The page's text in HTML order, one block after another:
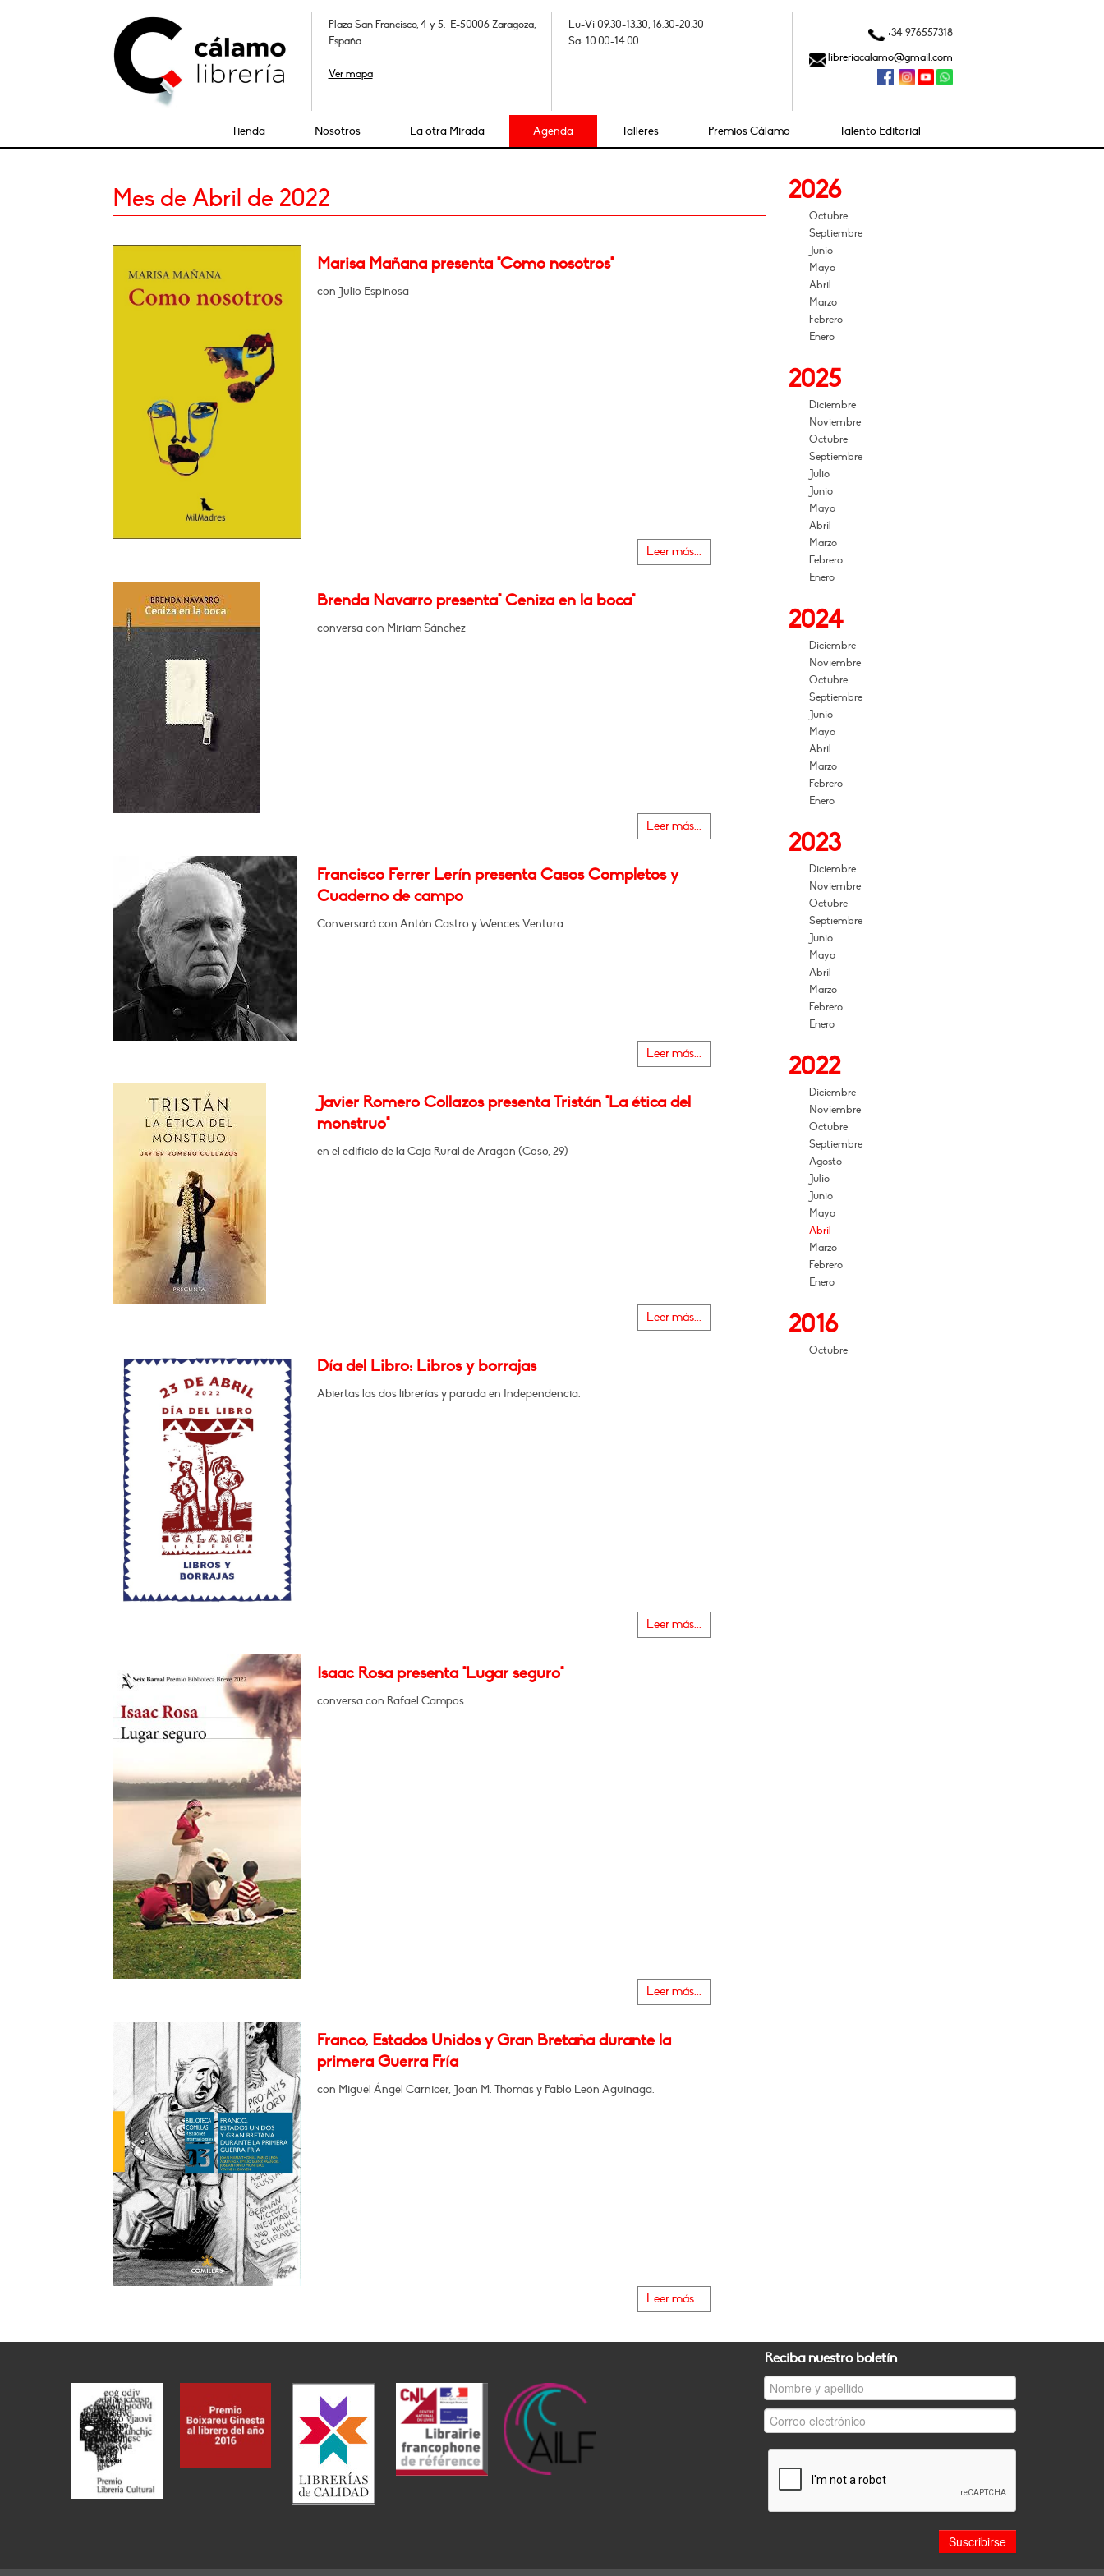
Plaza San Francisco, 4 y 5. E-50006 Zaragoza,
España
Ver mapa
Lu-Vi 09.30-13.30, 16.30-20.30
Sa: 10.00-14.00
+34 976557318
libreriacalamo@gmail.com
Tienda Nosotros La otra Mirada Agenda Talleres Premios Cálamo Talento Editorial
Mes de Abril de 2022
Marisa Mañana presenta "Como nosotros"
con Julio Espinosa
Leer más...
Brenda Navarro presenta" Ceniza en la boca"
conversa con Miriam Sánchez
Leer más...
Francisco Ferrer Lerín presenta Casos Completos y
Cuaderno de campo
Conversará con Antón Castro y Wences Ventura
Leer más...
Javier Romero Collazos presenta Tristán "La ética del
monstruo"
en el edificio de la Caja Rural de Aragón (Coso, 29)
Leer más...
Día del Libro: Libros y borrajas
Abiertas las dos librerías y parada en Independencia.
Leer más...
Isaac Rosa presenta "Lugar seguro"
conversa con Rafael Campos.
Leer más...
Franco, Estados Unidos y Gran Bretaña durante la
primera Guerra Fría
con Miguel Ángel Carnicer, Joan M. Thomàs y Pablo León Aguinaga.
Leer más...
2026
Octubre
Septiembre
Junio
Mayo
Abril
Marzo
Febrero
Enero
2025
Diciembre
Noviembre
Octubre
Septiembre
Julio
Junio
Mayo
Abril
Marzo
Febrero
Enero
2024
Diciembre
Noviembre
Octubre
Septiembre
Junio
Mayo
Abril
Marzo
Febrero
Enero
2023
Diciembre
Noviembre
Octubre
Septiembre
Junio
Mayo
Abril
Marzo
Febrero
Enero
2022
Diciembre
Noviembre
Octubre
Septiembre
Agosto
Julio
Junio
Mayo
Abril
Marzo
Febrero
Enero
2016
Octubre
Reciba nuestro boletín